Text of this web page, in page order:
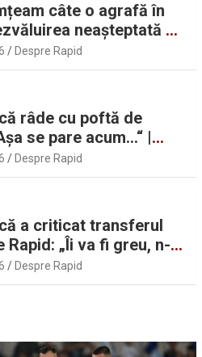
câte o agrafă în
neașteptată a
Șumudică despre
Despre Rapid
râde cu poftă de
se pare acum…“ |
Despre Rapid
a criticat transferul
Rapid: „Îi va fi greu, n-
Despre Rapid